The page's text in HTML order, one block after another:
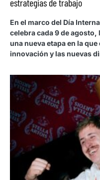
estrategias de trabajo
En el marco del Día
celebra cada 9 de
una nueva etapa en la
innovación y las nuevas